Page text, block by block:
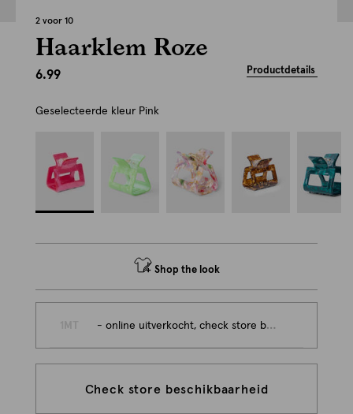
2 voor 10
Haarklem Roze
6.99 Productdetails
Geselecteerde kleur Pink
Shop the look
- online uitverkocht, check store beschikbaarheid
Check store beschikbaarheid